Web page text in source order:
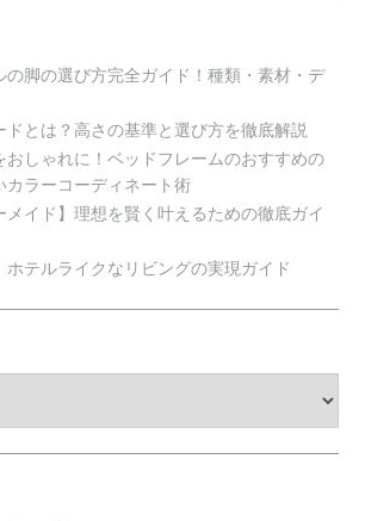
の脚の選び方完全ガイド！種類・素材・デ
ドとは？高さの基準と選び方を徹底解説
おしゃれに！ベッドフレームのおすすめの
カラーコーディネート術
メイド】理想を賢く叶えるための徹底ガイ
ホテルライクなリビングの実現ガイド